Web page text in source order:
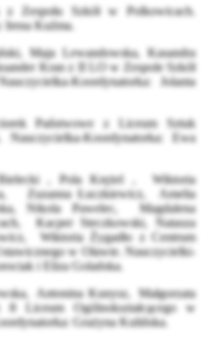
Szkół w Polkowicach.
Irena Kuźma.
Maja Lewandowska, Kasandra
Kran z II LO w Zespole Szkół
Koordynatorka: Jolanta
Państwowe z Liceum Sztuk
Koordynatorka: Ewa
, Pola Krężel , Wiktoria
Zuzanna Łuczkiewicz, Amelia
Nikola Pawelec, Magdalena
Kacper Steczkowski, Natasza
Wiktoria Żygadło z Centrum
w Oławie. Nauczycielki-
i Eliza Golańska.
Antonina Kunysz, Małgorzata
Liceum Ogólnokształcącego w
Grażyna Kulińska.